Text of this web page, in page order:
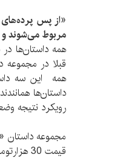
«از پس
مربوط می‌شوند و
همه داستان‌ها
قبلا در
همه این سه
داستان‌ها
رویکرد نتیجه
قیمت 30 هزارتومان توسط انتشارات نگاه منتشر شده است.